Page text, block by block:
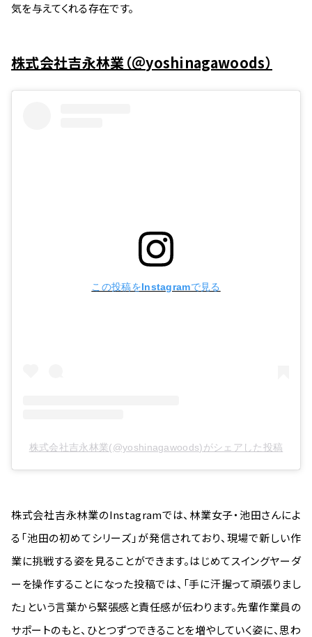
気を与えてくれる存在です。
株式会社吉永林業（＠yoshinagawoods）
この投稿をInstagramで見る
株式会社吉永林業(@yoshinagawoods)がシェアした投稿
株式会社吉永林業のInstagramでは、林業女子・池田さんによ
る「池田の初めてシリーズ」が発信されており、現場で新しい作
業に挑戦する姿を見ることができます。はじめてスイングヤーダ
ーを操作することになった投稿では、「手に汗握って頑張りまし
た」という言葉から緊張感と責任感が伝わります。先輩作業員の
サポートのもと、ひとつずつできることを増やしていく姿に、思わ